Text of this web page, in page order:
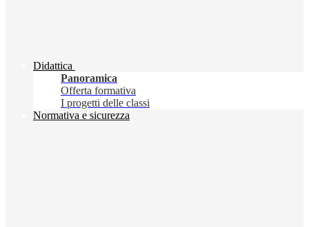
Didattica
Panoramica
Offerta formativa
I progetti delle classi
Normativa e sicurezza